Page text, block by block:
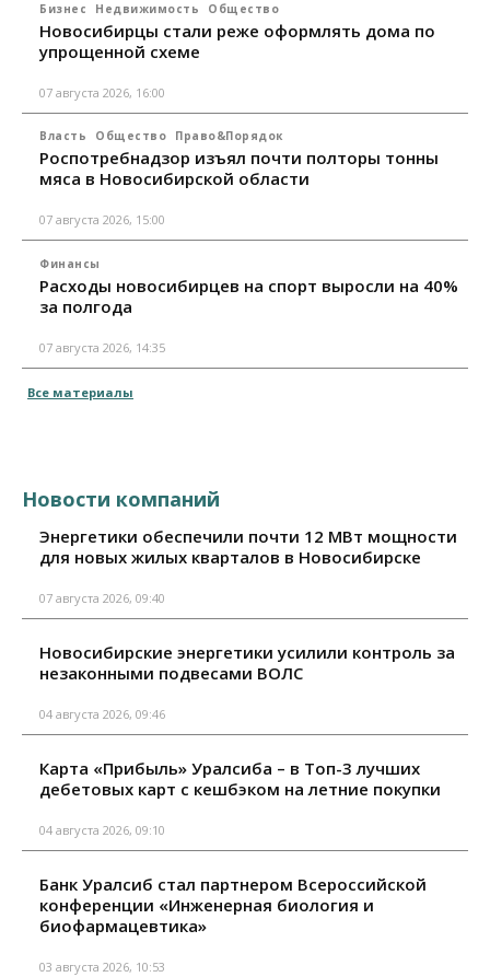
Бизнес Недвижимость Общество
Новосибирцы стали реже оформлять дома по
упрощенной схеме
07 августа 2026, 16:00
Власть Общество Право&Порядок
Роспотребнадзор изъял почти полторы тонны
мяса в Новосибирской области
07 августа 2026, 15:00
Финансы
Расходы новосибирцев на спорт выросли на 40%
за полгода
07 августа 2026, 14:35
Все материалы
Новости компаний
Энергетики обеспечили почти 12 МВт мощности
для новых жилых кварталов в Новосибирске
07 августа 2026, 09:40
Новосибирские энергетики усилили контроль за
незаконными подвесами ВОЛС
04 августа 2026, 09:46
Карта «Прибыль» Уралсиба – в Топ-3 лучших
дебетовых карт с кешбэком на летние покупки
04 августа 2026, 09:10
Банк Уралсиб стал партнером Всероссийской
конференции «Инженерная биология и
биофармацевтика»
03 августа 2026, 10:53